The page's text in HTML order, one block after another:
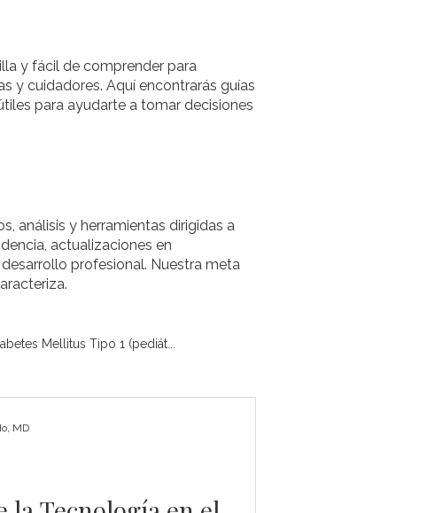
y fácil de comprender para
y cuidadores. Aquí encontrarás guías
para ayudarte a tomar decisiones
análisis y herramientas dirigidas a
actualizaciones en
profesional. Nuestra meta
Mellitus Tipo 1 (pediát...
MD